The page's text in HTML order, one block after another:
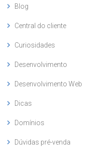
Blog
Central do cliente
Curiosidades
Desenvolvimento
Desenvolvimento Web
Dicas
Domínios
Dúvidas pré-venda